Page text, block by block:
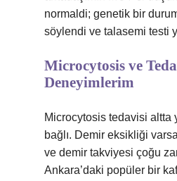
normaldi; genetik bir
söylendi ve talasemi testi
Microcytosis ve
Deneyimlerim
Microcytosis tedavisi altta
bağlı. Demir eksikliği
ve demir takviyesi çoğu
Ankara’daki popüler bir